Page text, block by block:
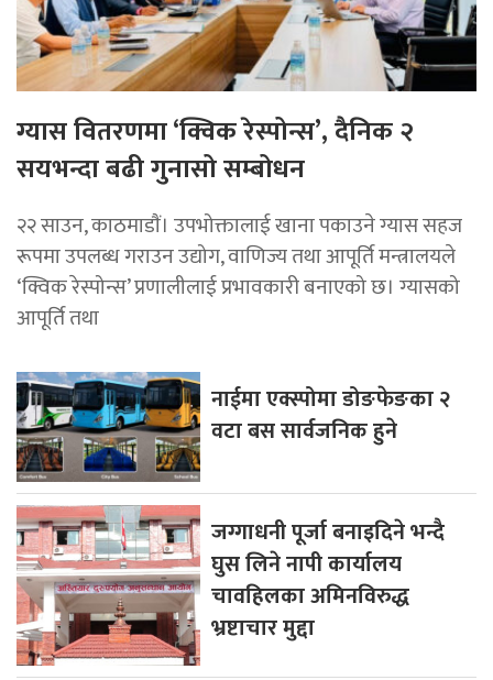
ग्यास वितरणमा ‘क्विक रेस्पोन्स’, दैनिक २
सयभन्दा बढी गुनासो सम्बोधन
२२ साउन, काठमाडाैं। उपभोक्तालाई खाना पकाउने ग्यास सहज
रूपमा उपलब्ध गराउन उद्योग, वाणिज्य तथा आपूर्ति मन्त्रालयले
‘क्विक रेस्पोन्स’ प्रणालीलाई प्रभावकारी बनाएको छ। ग्यासको
आपूर्ति तथा
नाईमा एक्स्पोमा डोङफेङका २
वटा बस सार्वजनिक हुने
जग्गाधनी पूर्जा बनाइदिने भन्दै
घुस लिने नापी कार्यालय
चावहिलका अमिनविरुद्ध
भ्रष्टाचार मुद्दा